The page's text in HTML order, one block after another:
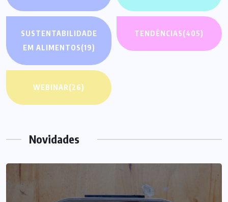
SUSTENTABILIDADE
EM ALIMENTOS(19)
TENDÊNCIAS(405)
WEBINAR(26)
Novidades